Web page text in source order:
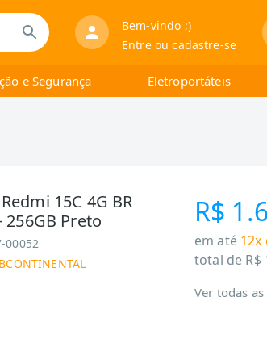
Bem-vindo ;)
Entre ou cadastre-se
e Segurança Eletroportáteis
15C 4G BR
256GB Preto
00052
R$
em até 12x
total de R$
Ver todas